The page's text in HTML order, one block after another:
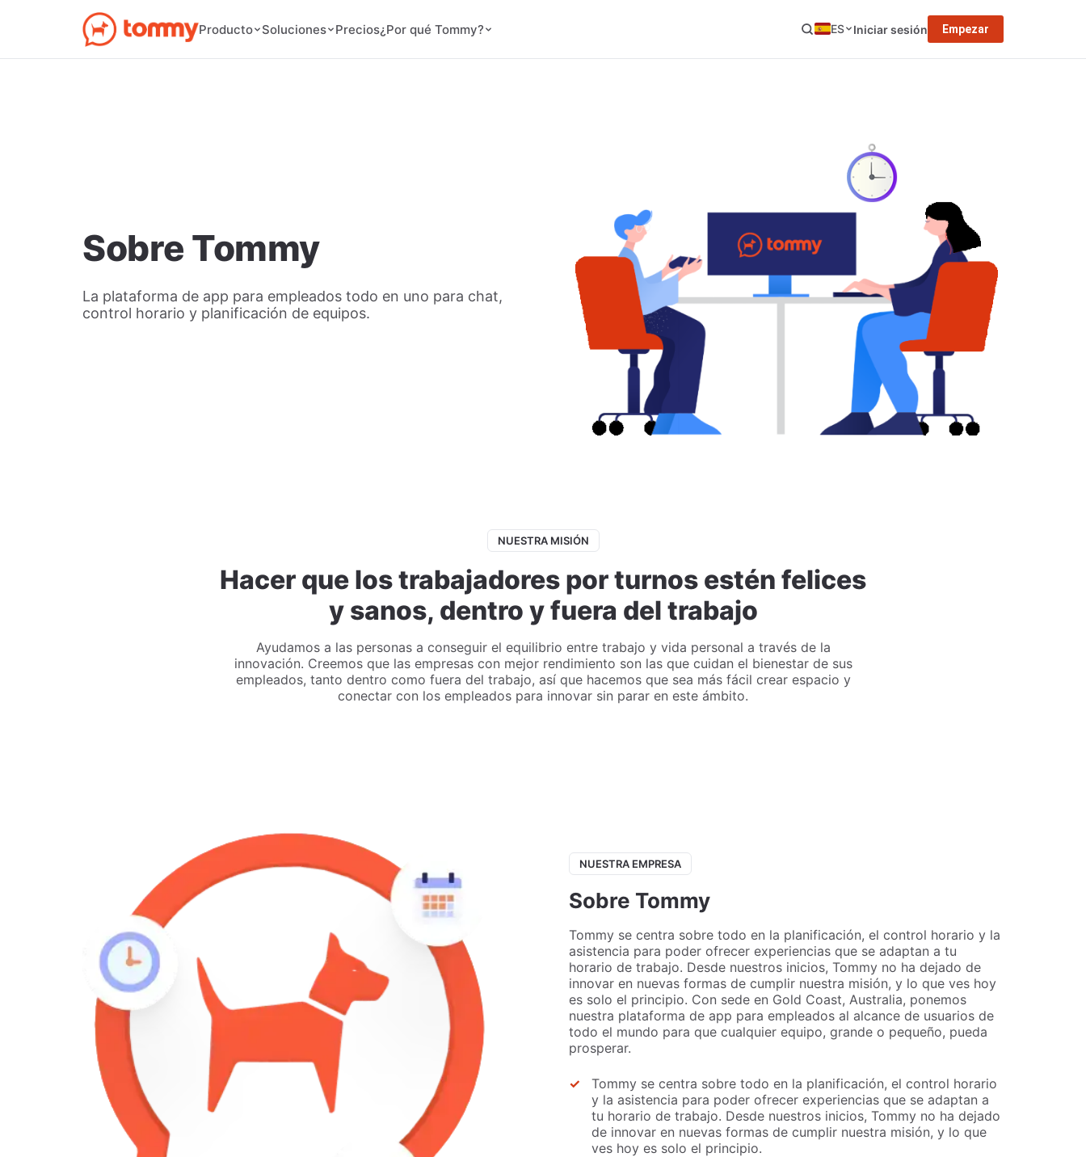
Producto Soluciones Precios¿Por qué Tommy? ES Iniciar sesión Empezar
Sobre Tommy
La plataforma de app para empleados todo en uno para chat,
control horario y planificación de equipos.
NUESTRA MISIÓN
Hacer que los trabajadores por turnos estén felices
y sanos, dentro y fuera del trabajo
Ayudamos a las personas a conseguir el equilibrio entre trabajo y vida personal a través de la
innovación. Creemos que las empresas con mejor rendimiento son las que cuidan el bienestar de sus
empleados, tanto dentro como fuera del trabajo, así que hacemos que sea más fácil crear espacio y
conectar con los empleados para innovar sin parar en este ámbito.
NUESTRA EMPRESA
Sobre Tommy
Tommy se centra sobre todo en la planificación, el control horario y la
asistencia para poder ofrecer experiencias que se adaptan a tu
horario de trabajo. Desde nuestros inicios, Tommy no ha dejado de
innovar en nuevas formas de cumplir nuestra misión, y lo que ves hoy
es solo el principio. Con sede en Gold Coast, Australia, ponemos
nuestra plataforma de app para empleados al alcance de usuarios de
todo el mundo para que cualquier equipo, grande o pequeño, pueda
prosperar.
Tommy se centra sobre todo en la planificación, el control horario
y la asistencia para poder ofrecer experiencias que se adaptan a
tu horario de trabajo. Desde nuestros inicios, Tommy no ha dejado
de innovar en nuevas formas de cumplir nuestra misión, y lo que
ves hoy es solo el principio.